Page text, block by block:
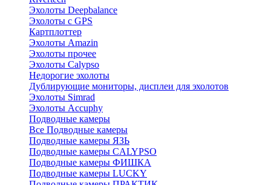
Эхолоты Deepbalance
Эхолоты с GPS
Картплоттер
Эхолоты Amazin
Эхолоты прочее
Эхолоты Calypso
Недорогие эхолоты
Дублирующие мониторы, дисплеи для эхолотов
Эхолоты Simrad
Эхолоты Accuphy
Подводные камеры
Все Подводные камеры
Подводные камеры ЯЗЬ
Подводные камеры CALYPSO
Подводные камеры ФИШКА
Подводные камеры LUCKY